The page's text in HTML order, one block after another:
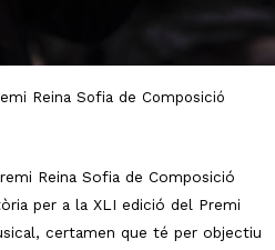
Reina Sofia de Composició
Reina Sofia de Composició
per a la XLI edició del Premi
certamen que té per objectiu